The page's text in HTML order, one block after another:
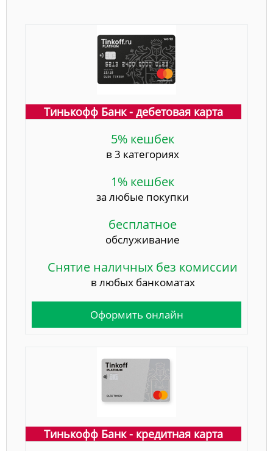
Тинькофф Банк - дебетовая карта
5% кешбек
в 3 категориях
1% кешбек
за любые покупки
бесплатное
обслуживание
Снятие наличных без комиссии
в любых банкоматах
Оформить онлайн
Тинькофф Банк - кредитная карта